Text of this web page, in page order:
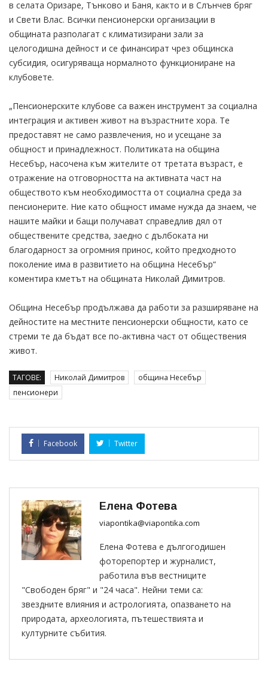
в селата Оризаре, Тънково и Баня, както и в Слънчев бряг
и Свети Влас. Всички пенсионерски организации в
общината разполагат с климатизирани зали за
целогодишна дейност и се финансират чрез общинска
субсидия, осигуряваща нормалното функциониране на
клубовете.
„Пенсионерските клубове са важен инструмент за социална
интеграция и активен живот на възрастните хора. Те
предоставят не само развлечения, но и усещане за
общност и принадлежност. Политиката на община
Несебър, насочена към жителите от третата възраст, е
отражение на отговорността на активната част на
обществото към необходимостта от социална среда за
пенсионерите. Ние като общност имаме нужда да знаем, че
нашите майки и бащи получават справедлив дял от
обществените средства, заедно с дълбоката ни
благодарност за огромния принос, който предходното
поколение има в развитието на община Несебър“
коментира кметът на общината Николай Димитров.
Община Несебър продължава да работи за разширяване на
дейностите на местните пенсионерски общности, като се
стреми те да бъдат все по-активна част от обществения
живот.
ТАГОВЕ: Николай Димитров
община Несебър
пенсионери
Facebook Twitter
Елена Фотева
viapontika@viapontika.com
Елена Фотева е дългогодишен
фоторепортер и журналист,
работила във вестниците
"Свободен бряг" и "24 часа". Нейни теми са:
звездните влияния и астрологията, опазването на
природата, археологията, пътешествията и
културните събития.